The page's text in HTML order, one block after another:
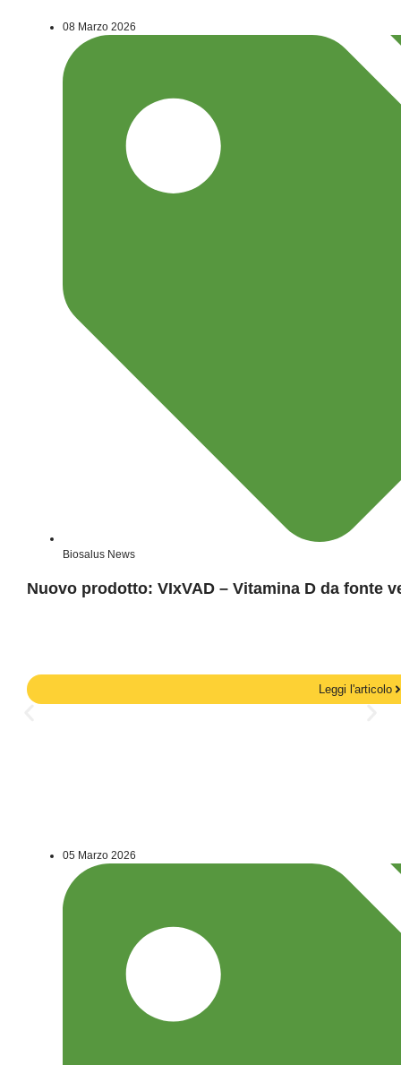
08 Marzo 2026
Biosalus News
Nuovo prodotto: VIxVAD – Vitamina D da fonte
Leggi l'articolo
05 Marzo 2026